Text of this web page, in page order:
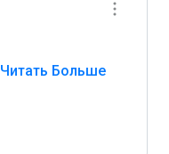
Читать Больше